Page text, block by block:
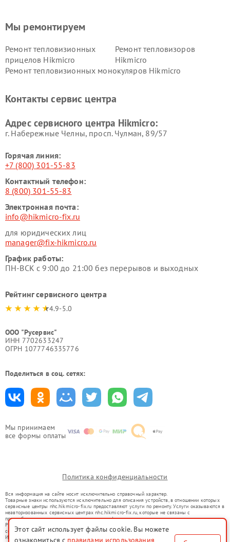
Мы принимаем
все формы оплаты
Мы ремонтируем
Ремонт тепловизионных
прицелов Hikmicro
Ремонт тепловизоров
Hikmicro
Ремонт тепловизионных монокуляров Hikmicro
Контакты сервис центра
Адрес сервисного центра Hikmicro:
г. Набережные Челны, просп. Чулман, 89/57
Горячая линия:
+7 (800) 301-55-83
Контактный телефон:
8 (800) 301-55-83
Электронная почта:
info@hikmicro-fix.ru
для юридических лиц
manager@fix-hikmicro.ru
График работы:
ПН-ВСК с 9:00 до 21:00 без перерывов и выходных
Рейтинг сервисного центра
4.9-5.0
ООО "Русервис"
ИНН 7702633247
ОГРН 1077746335776
Поделиться в соц. сетях:
Политика конфиденциальности
Вся информация на сайте носит исключительно справочный характер.
Товарные знаки используются исключительно для описания устройств, в отношении которых
сервисные центры nhc.hikmicro-fix.ru предоставляют услуги по ремонту. Услуги оказываются в
неавторизованных сервисных центрах nhc.hikmicro-fix.ru, которые не связаны с
правообладателями товарных знаков или их официальными представителями.
Ремонт осуществляется для устройств, уже введенных в гражданский оборот в соответствии
со статьей 1487 ГК РФ.
Использование товарных знаков не преследует цели индивидуализации услуг или введения
Этот сайт использует файлы cookie. Вы можете
ознакомиться с правилами использования